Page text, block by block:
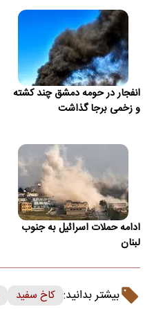
انفجار در حومه دمشق چند کشته
و زخمی برجا گذاشت
ادامه حملات اسرائیل به جنوب
لبنان
بیشتر بدانید: کاخ سفید